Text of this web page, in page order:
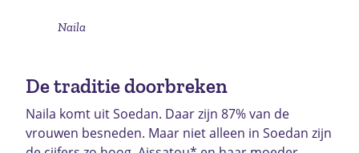
Naila
De traditie doorbreken
Naila komt uit Soedan. Daar zijn 87% van de
vrouwen besneden. Maar niet alleen in Soedan zijn